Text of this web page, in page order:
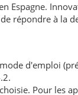
Espagne.
répondre à la
d'emploi
Pour les